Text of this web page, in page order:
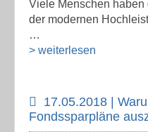
Viele Menschen haben
der modernen
…
> weiterlesen
17.05.2018 |
Fondssparpläne